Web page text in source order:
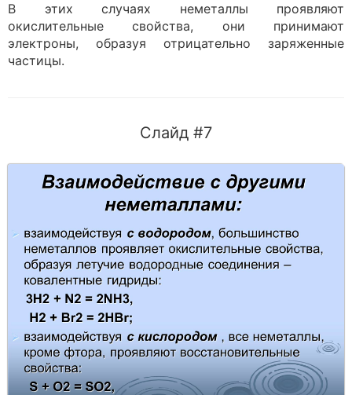
В этих случаях неметаллы проявляют
окислительные свойства, они принимают
электроны, образуя отрицательно заряженные
частицы.
Слайд #7